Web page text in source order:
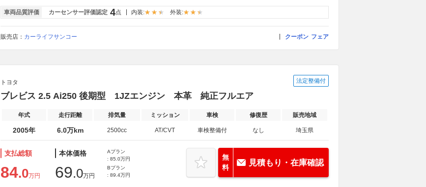
車両品質評価 カーセンサー評価認定 4点 内装: 外装:
販売店： カーライフサンコー クーポン フェア
トヨタ 法定整備付
ブレビス 2.5 Ai250 後期型 1JZエンジン 本革 純正フルエア
年式 走行距離 排気量 ミッション 車検 修復歴 販売地域
2005年 6.0万km 2500cc AT/CVT 車検整備付 なし 埼玉県
支払総額
84.0万円
本体価格
69.0万円
Aプラン
: 85.0万円
Bプラン
: 89.4万円
無
料
見積もり・在庫確認